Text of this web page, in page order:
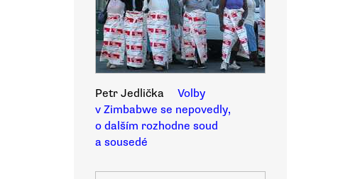
Petr Jedlička
Volby
v Zimbabwe se nepovedly,
o dalším rozhodne soud
a sousedé